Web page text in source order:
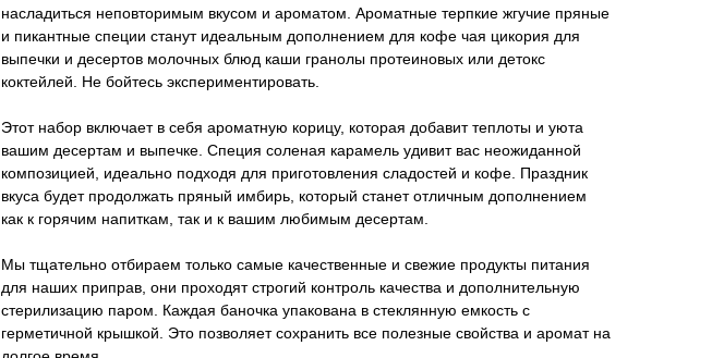
насладиться неповторимым вкусом и ароматом. Ароматные терпкие жгучие пряные
и пикантные специи станут идеальным дополнением для кофе чая цикория для
выпечки и десертов молочных блюд каши гранолы протеиновых или детокс
коктейлей. Не бойтесь экспериментировать.
Этот набор включает в себя ароматную корицу, которая добавит теплоты и уюта
вашим десертам и выпечке. Специя соленая карамель удивит вас неожиданной
композицией, идеально подходя для приготовления сладостей и кофе. Праздник
вкуса будет продолжать пряный имбирь, который станет отличным дополнением
как к горячим напиткам, так и к вашим любимым десертам.
Мы тщательно отбираем только самые качественные и свежие продукты питания
для наших приправ, они проходят строгий контроль качества и дополнительную
стерилизацию паром. Каждая баночка упакована в стеклянную емкость с
герметичной крышкой. Это позволяет сохранить все полезные свойства и аромат на